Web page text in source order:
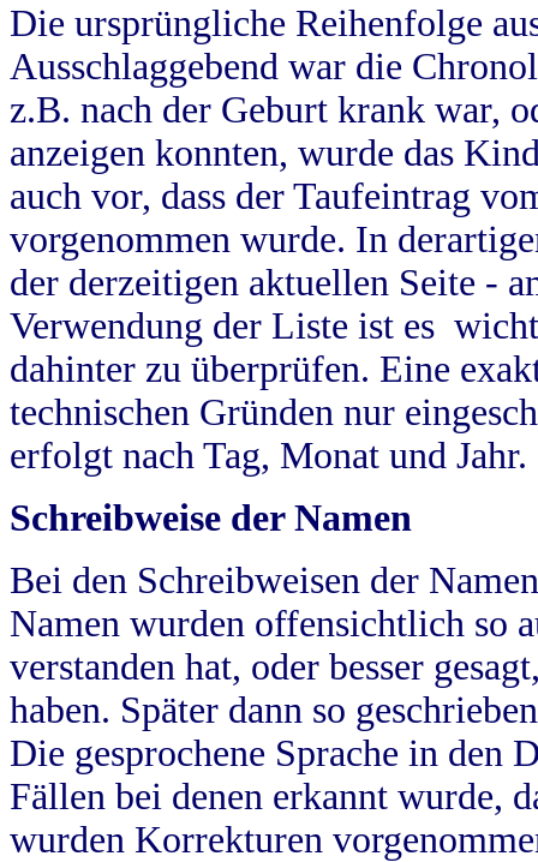
Die ursprüngliche Reihenfolge
Ausschlaggebend war die
z.B. nach der Geburt krank war,
anzeigen konnten, wurde das
auch vor, dass der Taufeintrag
vorgenommen wurde. In
der derzeitigen aktuellen Seite -
Verwendung der Liste ist es
dahinter zu überprüfen. Eine
technischen Gründen nur
erfolgt nach Tag, Monat und Jahr.
Schreibweise der Namen
Bei den Schreibweisen der
Namen wurden offensichtlich so
verstanden hat, oder besser
haben. Später dann so
Die gesprochene Sprache in
Fällen bei denen erkannt wurde,
wurden Korrekturen